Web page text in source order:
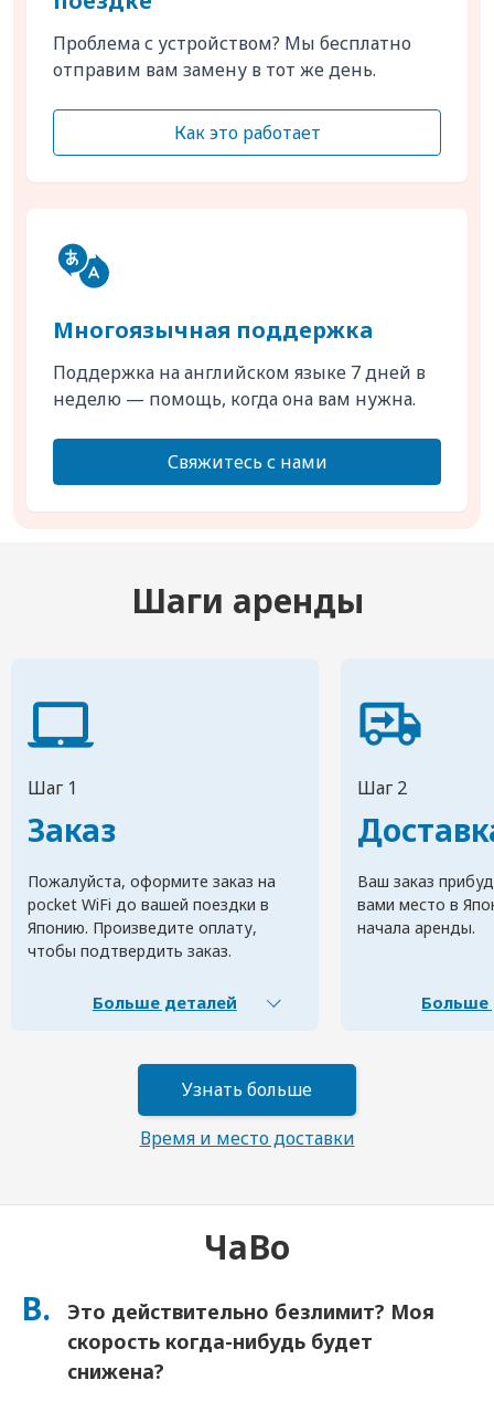
Проблема с устройством? Мы бесплатно
отправим вам замену в тот же день.
Как это работает
Многоязычная поддержка
Поддержка на английском языке 7 дней в
неделю — помощь, когда она вам нужна.
Свяжитесь с нами
Шаги аренды
Шаг 1
Заказ
Пожалуйста, оформите заказ на
pocket WiFi до вашей поездки в
Японию. Произведите оплату,
чтобы подтвердить заказ.
Больше деталей
Шаг 2
Ваш заказ
вами место в
начала аренды.
Больше
Узнать больше
Время и место доставки
ЧаВо
В.
Это действительно безлимит? Моя
скорость когда-нибудь будет
снижена?